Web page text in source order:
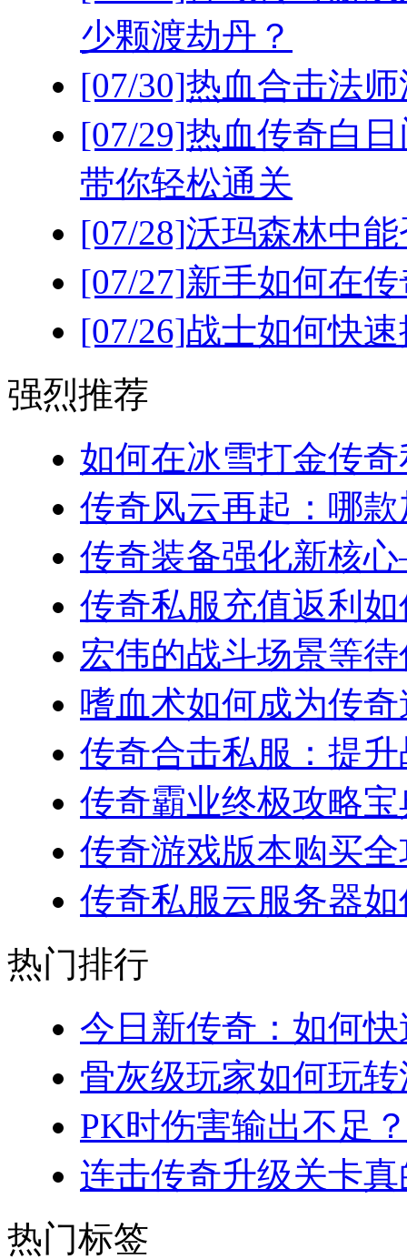
少颗渡劫丹？
[07/30]热血合击法
[07/29]热血传奇白
带你轻松通关
[07/28]沃玛森林中
[07/27]新手如何在
[07/26]战士如何快
强烈推荐
如何在冰雪打金传
传奇风云再起：哪
传奇装备强化新核
传奇私服充值返利
宏伟的战斗场景等
嗜血术如何成为传
传奇合击私服：提
传奇霸业终极攻略
传奇游戏版本购买
传奇私服云服务器
热门排行
今日新传奇：如何
骨灰级玩家如何玩
PK时伤害输出不足
连击传奇升级关卡
热门标签